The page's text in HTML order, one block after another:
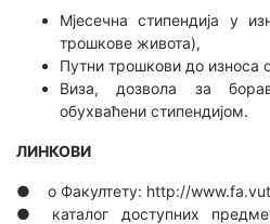
Мјесечна стипендија у
трошкове живота),
Путни трошкови до износа
Виза, дозвола за
обухваћени стипендијом.
ЛИНКОВИ
● о Факултету: http://
● каталог доступних